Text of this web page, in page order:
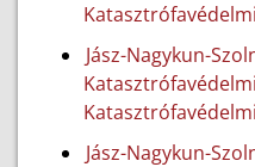
Jász-Nagykun-
Jász-Nagykun-